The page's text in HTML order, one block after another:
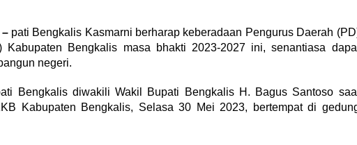
– pati Bengkalis Kasmarni berharap keberadaan Pengurus Daerah
Kabupaten Bengkalis masa bhakti 2023-2027 ini, senantiasa
negeri.
Bengkalis diwakili Wakil Bupati Bengkalis H. Bagus Santoso
Kabupaten Bengkalis, Selasa 30 Mei 2023, bertempat di